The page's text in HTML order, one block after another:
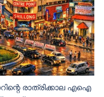
രാത്രിക്കാല എഐ